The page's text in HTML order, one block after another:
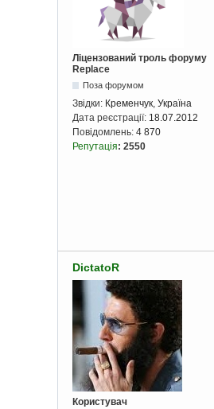
Ліцензований троль форуму
Replace
Поза форумом
Звідки: Кременчук, Україна
Дата реєстрації: 18.07.2012
Повідомлень: 4 870
Репутація: 2550
DictatoR
Користувач